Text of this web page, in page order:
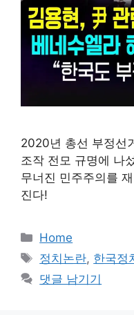
2020년 총선 부정선
조작 전모 규명에 나
무너진 민주주의를
진다!
카
테
고
리
Home
태
그
정치논란, 한국정
댓글 남기기